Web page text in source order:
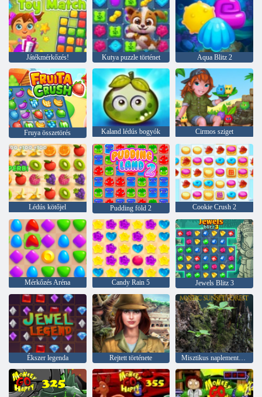
Játékmérkőzés! Kutya puzzle történet Aqua Blitz 2
Fruya összetörés Kaland lédús bogyók Cirmos sziget
Lédús kötőjel Pudding föld 2 Cookie Crush 2
Mérkőzés Aréna Candy Rain 5 Jewels Blitz 3
Ékszer legenda Rejtett története Misztikus naplemente erdő